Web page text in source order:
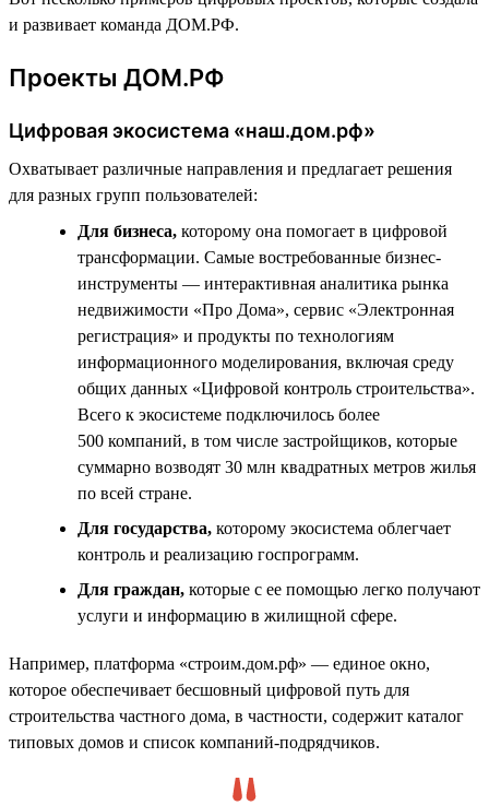
и развивает команда ДОМ.РФ.
Проекты ДОМ.РФ
Цифровая экосистема «наш.дом.рф»
Охватывает различные направления и предлагает решения
для разных групп пользователей:
Для бизнеса, которому она помогает в цифровой
трансформации. Самые востребованные бизнес-
инструменты — интерактивная аналитика рынка
недвижимости «Про Дома», сервис «Электронная
регистрация» и продукты по технологиям
информационного моделирования, включая среду
общих данных «Цифровой контроль строительства».
Всего к экосистеме подключилось более
500 компаний, в том числе застройщиков, которые
суммарно возводят 30 млн квадратных метров жилья
по всей стране.
Для государства, которому экосистема облегчает
контроль и реализацию госпрограмм.
Для граждан, которые с ее помощью легко получают
услуги и информацию в жилищной сфере.
Например, платформа «строим.дом.рф» — единое окно,
которое обеспечивает бесшовный цифровой путь для
строительства частного дома, в частности, содержит каталог
типовых домов и список компаний-подрядчиков.